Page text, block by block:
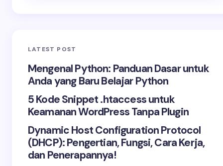
LATEST POST
Mengenal Python: Panduan Dasar untuk
Anda yang Baru Belajar Python
5 Kode Snippet .htaccess untuk
Keamanan WordPress Tanpa Plugin
Dynamic Host Configuration Protocol
(DHCP): Pengertian, Fungsi, Cara Kerja,
dan Penerapannya!